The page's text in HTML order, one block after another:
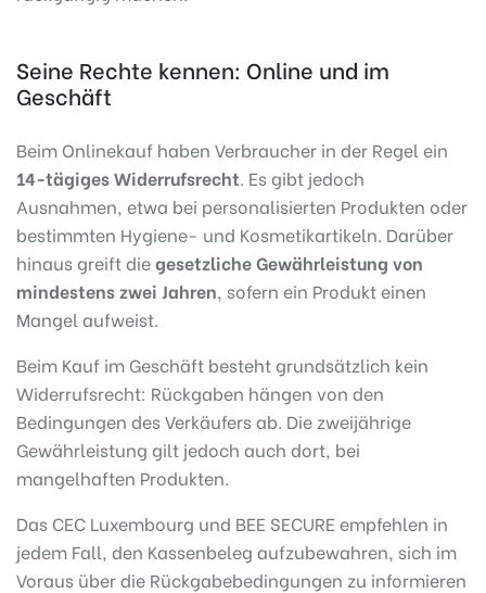
Seine Rechte kennen: Online und im
Geschäft
Beim Onlinekauf haben Verbraucher in der Regel ein
14-tägiges Widerrufsrecht. Es gibt jedoch
Ausnahmen, etwa bei personalisierten Produkten oder
bestimmten Hygiene- und Kosmetikartikeln. Darüber
hinaus greift diegesetzliche Gewährleistung von
mindestens zwei Jahren, sofern ein Produkt einen
Mangel aufweist.
Beim Kauf im Geschäft besteht grundsätzlich kein
Widerrufsrecht: Rückgaben hängen von den
Bedingungen des Verkäufers ab. Die zweijährige
Gewährleistung gilt jedoch auch dort, bei
mangelhaften Produkten.
Das CEC Luxembourg und BEE SECURE empfehlen in
jedem Fall, den Kassenbeleg aufzubewahren, sich im
Voraus über die Rückgabebedingungen zu informieren